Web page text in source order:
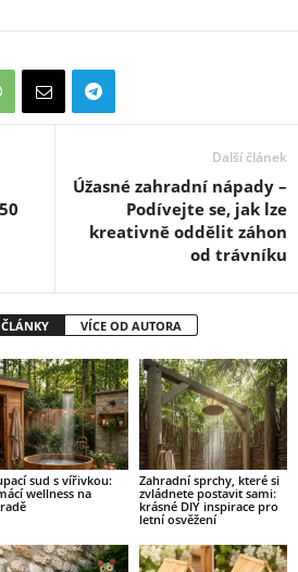
Další článek
Úžasné zahradní nápady –
Podívejte se, jak lze
kreativně oddělit záhon
od trávníku
VÍCE OD AUTORA
sud s vířivkou:
wellness na
Zahradní sprchy, které si
zvládnete postavit sami:
krásné DIY inspirace pro
letní osvěžení